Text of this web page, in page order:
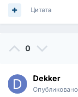
Цитата
0
Dekker
Опубликовано